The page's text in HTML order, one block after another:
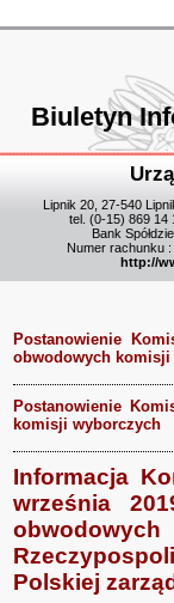
Biuletyn
Lipnik 20, 27-540
tel. (0-15) 869 14
Bank
Numer rachunku
http://
Postanowienie
obwodowych komisji
Postanowienie
komisji wyborczych
Informacja
września
Polskiej